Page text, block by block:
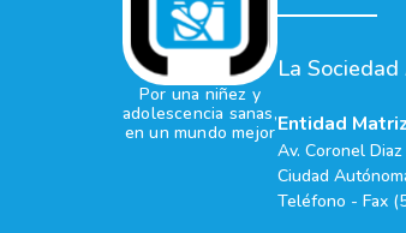
Por una niñez y
adolescencia sanas,
en un mundo mejor
La
Entidad
Av. Coronel
Ciudad
Teléfono - Fax